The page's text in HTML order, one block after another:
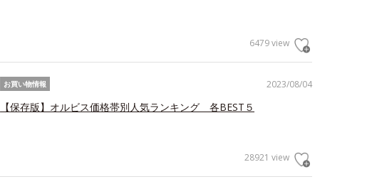
6479 view
2023/08/04
お買い物情報
【保存版】オルビス価格帯別人気ランキング 各BEST５
28921 view